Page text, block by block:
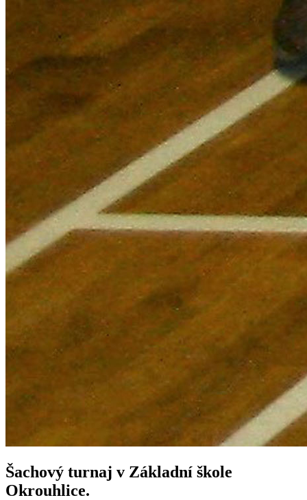
Šachový turnaj v Základní škole
Okrouhlice.